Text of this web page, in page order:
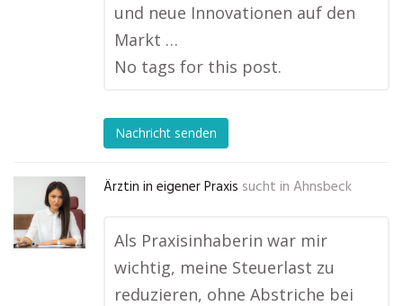
und neue Innovationen auf den
Markt …
No tags for this post.
Nachricht senden
Ärztin in eigener Praxis sucht in Ahnsbeck
Als Praxisinhaberin war mir
wichtig, meine Steuerlast zu
reduzieren, ohne Abstriche bei